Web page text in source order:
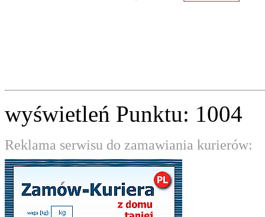
wyświetleń Punktu: 1004
Reklama serwisu do zamawiania kurierów: